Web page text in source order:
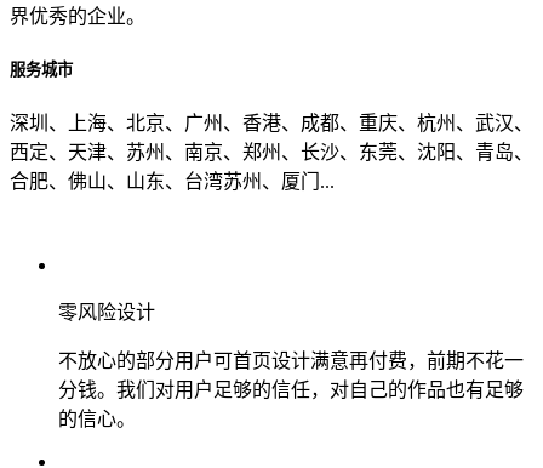
界优秀的企业。
服务城市
深圳、上海、北京、广州、香港、成都、重庆、杭州、武汉、
西定、天津、苏州、南京、郑州、长沙、东莞、沈阳、青岛、
合肥、佛山、山东、台湾苏州、厦门...
零风险设计
不放心的部分用户可首页设计满意再付费，前期不花一
分钱。我们对用户足够的信任，对自己的作品也有足够
的信心。